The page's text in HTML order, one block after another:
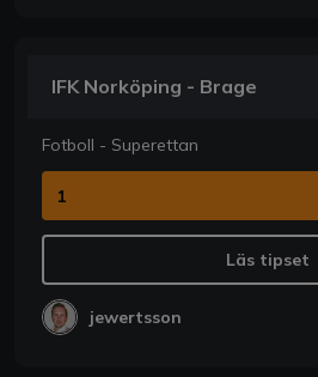
IFK Norköping - Brage
Fotboll - Superettan
1
Läs tipset
jewertsson